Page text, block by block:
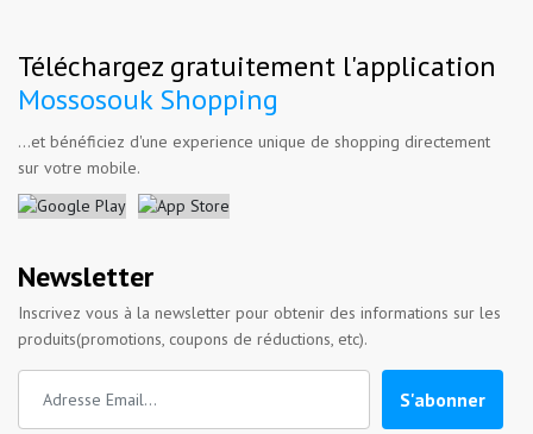
Téléchargez gratuitement l'application
Mossosouk Shopping
...et bénéficiez d'une experience unique de shopping directement
sur votre mobile.
Newsletter
Inscrivez vous à la newsletter pour obtenir des informations sur les
produits(promotions, coupons de réductions, etc).
S'abonner